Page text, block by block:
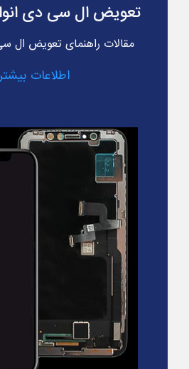
تعویض ال سی دی
مقالات راهنمای تعویض
اطلاعات